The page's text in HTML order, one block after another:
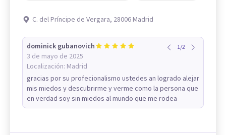
C. del Príncipe de Vergara, 28006 Madrid
dominick gubanovich
3 de mayo de 2025
Localización: Madrid
1/2
gracias por su profecionalismo ustedes an logrado alejar
mis miedos y descubrirme y verme como la persona que
en verdad soy sin miedos al mundo que me rodea